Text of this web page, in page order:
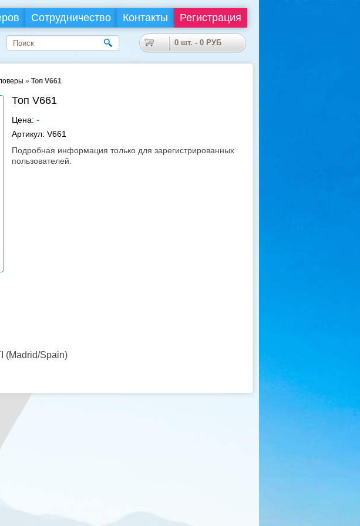
Сотрудничество Контакты Регистрация
0 шт. - 0 РУБ
» Топ V661
Топ V661
Цена: -
Артикул: V661
Подробная информация только для зарегистрированных
пользователей.
(Madrid/Spain)